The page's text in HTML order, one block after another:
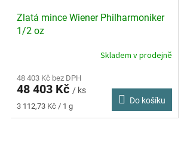
Zlatá mince Wiener Philharmoniker
1/2 oz
produktu
je
5,0
Skladem v prodejně
48 403 Kč bez DPH
48 403 Kč / ks
Měrná
cena:
3 112,73 Kč / 1 g
Do košíku